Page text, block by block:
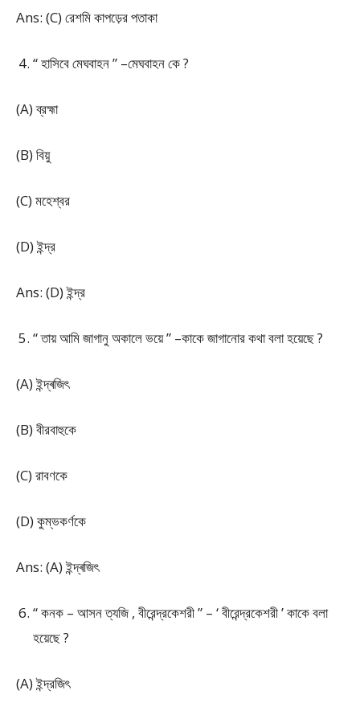
Ans: (C) রেশমি কাপড়ের পতাকা
“ হাসিবে মেঘবাহন ” –মেঘবাহন কে ?
(A) ব্রহ্মা
(B) বিয়ু
(C) মহেশ্বর
(D) ইন্দ্র
Ans: (D) ইন্দ্র
“ তায় আমি জাগানু অকালে ভয়ে ” –কাকে জাগানোর কথা বলা হয়েছে ?
(A) ইন্দ্ৰজিৎ
(B) বীরবাহুকে
(C) রাবণকে
(D) কুম্ভকর্ণকে
Ans: (A) ইন্দ্ৰজিৎ
“ কনক – আসন ত্যজি , বীরেন্দ্রকেশরী ” – ‘ বীরেন্দ্রকেশরী ’ কাকে বলা
হয়েছে ?
(A) ইন্দ্রজিৎ